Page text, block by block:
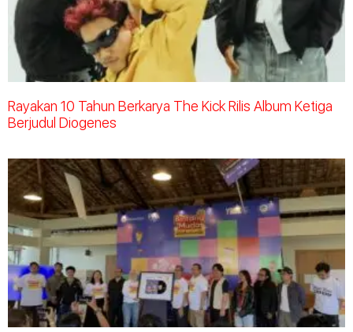
Rayakan 10 Tahun Berkarya The Kick Rilis Album Ketiga
Berjudul Diogenes